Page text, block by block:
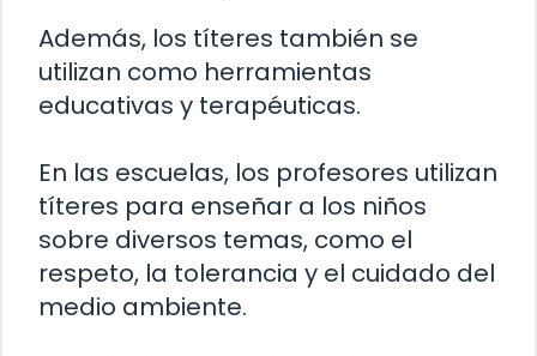
Además, los títeres también se
utilizan como herramientas
educativas y terapéuticas.
En las escuelas, los profesores utilizan
títeres para enseñar a los niños
sobre diversos temas, como el
respeto, la tolerancia y el cuidado del
medio ambiente.